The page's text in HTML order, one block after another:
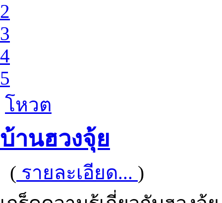
2
3
4
5
โหวต
บ้านฮวงจุ้ย
( รายละเอียด... )